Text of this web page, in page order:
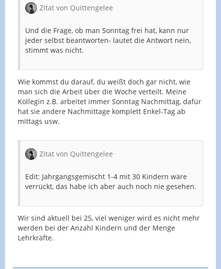
Zitat von Quittengelee
Und die Frage, ob man Sonntag frei hat, kann nur
jeder selbst beantworten- lautet die Antwort nein,
stimmt was nicht.
Wie kommst du darauf, du weißt doch gar nicht, wie
man sich die Arbeit über die Woche verteilt. Meine
Kollegin z.B. arbeitet immer Sonntag Nachmittag, dafür
hat sie andere Nachmittage komplett Enkel-Tag ab
mittags usw.
Zitat von Quittengelee
Edit: Jahrgangsgemischt 1-4 mit 30 Kindern wäre
verrückt, das habe ich aber auch noch nie gesehen.
Wir sind aktuell bei 25, viel weniger wird es nicht mehr
werden bei der Anzahl Kindern und der Menge
Lehrkräfte.